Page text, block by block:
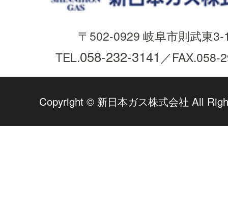
〒502-0929 岐阜市則武東3-
TEL.058-232-3141 ／FAX.058-
Copyright © 新日本ガス株式会社 All